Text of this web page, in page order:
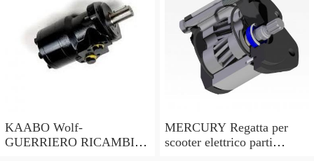
KAABO Wolf-
GUERRIERO RICAMBI
MERCURY Regatta per
scooter elettrico parti